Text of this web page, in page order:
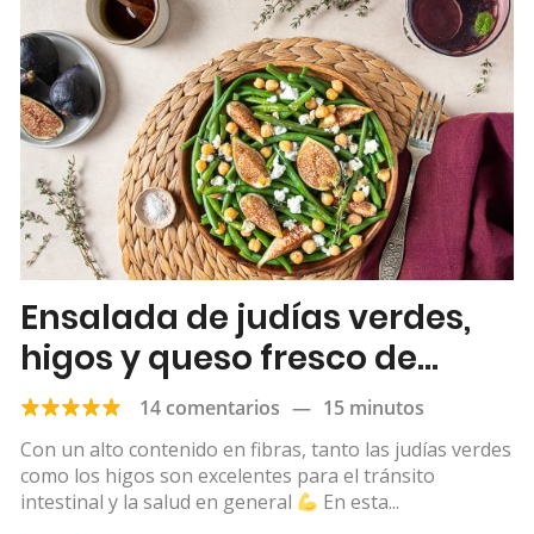
Ensalada de judías verdes,
higos y queso fresco de
cabra
14 comentarios — 15 minutos
Con un alto contenido en fibras, tanto las judías verdes
como los higos son excelentes para el tránsito
intestinal y la salud en general
En esta...